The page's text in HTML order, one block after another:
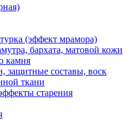
(эффект мрамора)
бархата, матовой кожи
камня
защитные составы, воск
ткани
старения